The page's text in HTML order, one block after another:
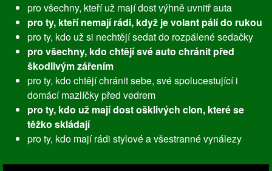
pro všechny, kteří už mají dost výhně uvnitř auta
pro ty, kteří nemají rádi, když je volant pálí do rukou
pro ty, kdo už si nechtějí sedat do rozpálené sedačky
pro všechny, kdo chtějí své auto chránit před
škodlivým zářením
pro ty, kdo chtějí chránit sebe, své spolucestující i
domácí mazlíčky před vedrem
pro ty, kdo už mají dost ošklivých clon, které se
těžko skládají
pro ty, kdo mají rádi stylové a všestranné vynálezy